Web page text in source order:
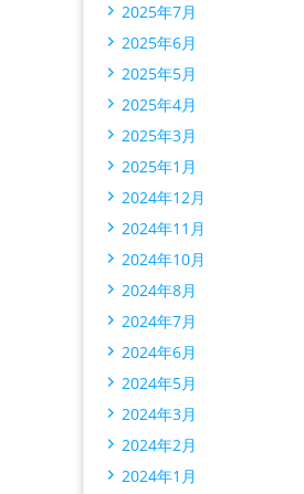
2025年7月
2025年6月
2025年5月
2025年4月
2025年3月
2025年1月
2024年12月
2024年11月
2024年10月
2024年8月
2024年7月
2024年6月
2024年5月
2024年3月
2024年2月
2024年1月